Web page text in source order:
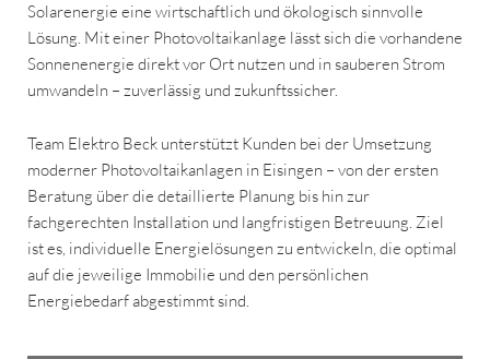
Solarenergie eine wirtschaftlich und ökologisch sinnvolle
Lösung. Mit einer Photovoltaikanlage lässt sich die vorhandene
Sonnenenergie direkt vor Ort nutzen und in sauberen Strom
umwandeln – zuverlässig und zukunftssicher.
Team Elektro Beck unterstützt Kunden bei der Umsetzung
moderner Photovoltaikanlagen in Eisingen – von der ersten
Beratung über die detaillierte Planung bis hin zur
fachgerechten Installation und langfristigen Betreuung. Ziel
ist es, individuelle Energielösungen zu entwickeln, die optimal
auf die jeweilige Immobilie und den persönlichen
Energiebedarf abgestimmt sind.